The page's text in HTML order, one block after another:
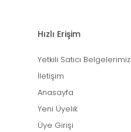
Hızlı Erişim
Yetkili Satıcı Belgelerimiz
İletişim
Anasayfa
Yeni Üyelik
Üye Girişi